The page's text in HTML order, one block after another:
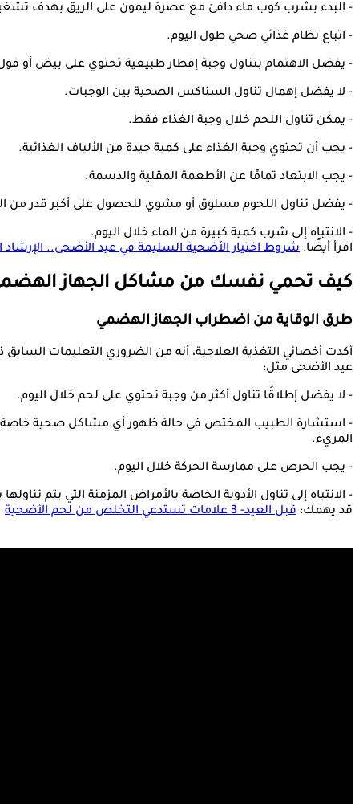
- البدء بشرب كوب ماء دافئ مع عصرة ليمون على الريق بهدف
- اتباع نظام غذائي صحي طول اليوم.
- يفضل الاهتمام بتناول وجبة إفطار طبيعية تحتوي على بيض أو
- لا يفضل إهمال تناول السناكس الصحية بين الوجبات.
- يمكن تناول اللحم خلال وجبة الغذاء فقط.
- يجب أن تحتوي وجبة الغذاء على كمية جيدة من الألياف الغذائية.
- يجب الابتعاد تمامًا عن الأطعمة المقلية والدسمة.
- يفضل تناول اللحوم مسلوق أو مشوي للحصول على أكبر قدر من
- الانتباه إلى شرب كمية كبيرة من الماء خلال اليوم.
اقرأ أيضًا: شروط اختيار الأضحية السليمة في عيد الأضحى..
كيف تحمي نفسك من مشاكل الجهاز
طرق الوقاية من اضطراب الجهاز الهضمي
أكدت أخصائي التغذية العلاجية، أنه من الضروري التعليمات
عيد الأضحى مثل:
- لا يفضل إطلاقًا تناول أكثر من وجبة تحتوي على لحم خلال اليوم.
- استشارة الطبيب المختص في حالة ظهور أي مشاكل صحية خاصة
المريء.
- يجب الحرص على ممارسة الحركة خلال اليوم.
- الانتباه إلى تناول الأدوية الخاصة بالأمراض المزمنة التي يتم
قد يهمك: قبل العيد- 3 علامات تستدعي التخلص من لحم الأضحية